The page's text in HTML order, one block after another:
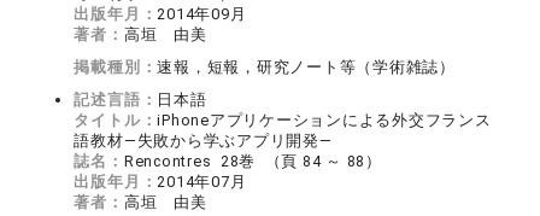
出版年月：2014年09月
著者： 高垣 由美
掲載種別：速報，短報，研究ノート等（学術雑誌）
記述言語： 日本語
タイトル：iPhoneアプリケーションによる外交フランス
語教材—失敗から学ぶアプリ開発—
誌名： Rencontres 28巻 （頁 84 ～ 88）
出版年月：2014年07月
著者： 高垣 由美